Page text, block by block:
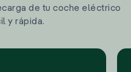
de tu coche eléctrico
y rápida.